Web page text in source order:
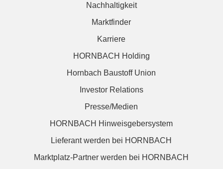
Nachhaltigkeit
Marktfinder
Karriere
HORNBACH Holding
Hornbach Baustoff Union
Investor Relations
Presse/Medien
HORNBACH Hinweisgebersystem
Lieferant werden bei HORNBACH
Marktplatz-Partner werden bei HORNBACH